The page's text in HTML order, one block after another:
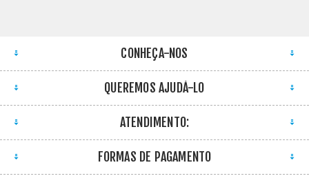
CONHEÇA-NOS
QUEREMOS AJUDÁ-LO
ATENDIMENTO:
FORMAS DE PAGAMENTO